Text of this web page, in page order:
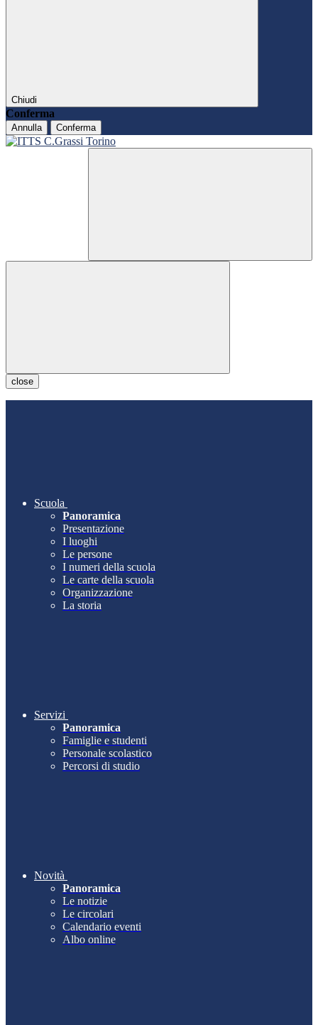
Chiudi
Conferma
Annulla Conferma
close
Scuola
Panoramica
Presentazione
I luoghi
Le persone
I numeri della scuola
Le carte della scuola
Organizzazione
La storia
Servizi
Panoramica
Famiglie e studenti
Personale scolastico
Percorsi di studio
Novità
Panoramica
Le notizie
Le circolari
Calendario eventi
Albo online